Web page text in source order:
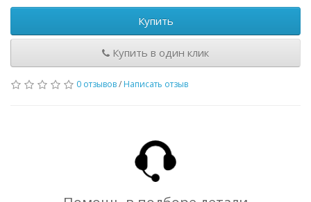
Купить
Купить в один клик
0 отзывов/ Написать отзыв